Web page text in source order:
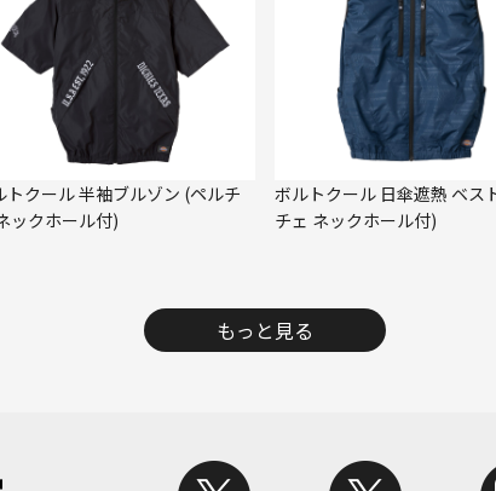
トクール 半袖ブルゾン (ペルチ
ックホール付)
ボルトクール 日傘遮熱 ベス
チェ ネックホール付)
もっと見る